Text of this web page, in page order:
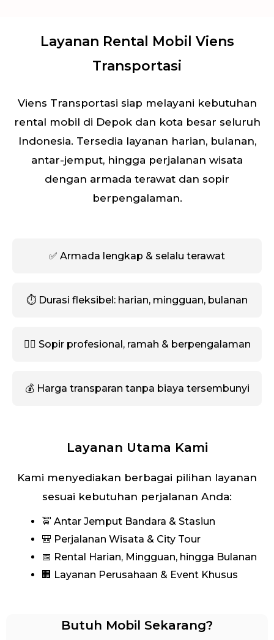
Layanan Rental Mobil Viens
Transportasi
Viens Transportasi siap melayani kebutuhan
rental mobil di Depok dan kota besar seluruh
Indonesia. Tersedia layanan harian, bulanan,
antar-jemput, hingga perjalanan wisata
dengan armada terawat dan sopir
berpengalaman.
✅ Armada lengkap & selalu terawat
⏱️ Durasi fleksibel: harian, mingguan, bulanan
🧑‍✈️ Sopir profesional, ramah & berpengalaman
💰 Harga transparan tanpa biaya tersembunyi
Layanan Utama Kami
Kami menyediakan berbagai pilihan layanan
sesuai kebutuhan perjalanan Anda:
🚖 Antar Jemput Bandara & Stasiun
🎒 Perjalanan Wisata & City Tour
📅 Rental Harian, Mingguan, hingga Bulanan
🏢 Layanan Perusahaan & Event Khusus
Butuh Mobil Sekarang?